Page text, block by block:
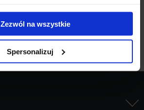
Zezwól na wszystkie
Spersonalizuj
Szukaj